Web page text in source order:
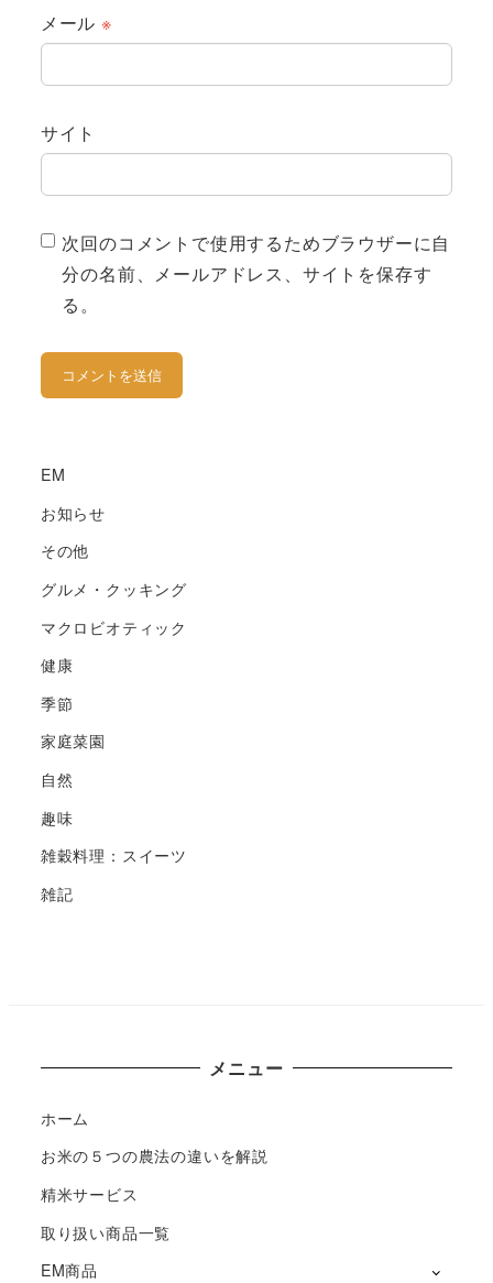
メール ※
サイト
次回のコメントで使用するためブラウザーに自
分の名前、メールアドレス、サイトを保存す
る。
EM
お知らせ
その他
グルメ・クッキング
マクロビオティック
健康
季節
家庭菜園
自然
趣味
雑穀料理：スイーツ
雑記
メニュー
ホーム
お米の５つの農法の違いを解説
精米サービス
取り扱い商品一覧
EM商品